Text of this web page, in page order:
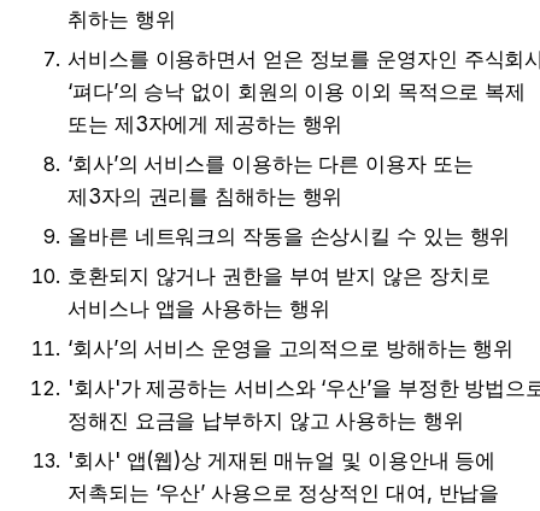
취하는 행위
서비스를 이용하면서 얻은 정보를 운영자인 주식회
‘펴다’의 승낙 없이 회원의 이용 이외 목적으로 복제
또는 제3자에게 제공하는 행위
‘회사’의 서비스를 이용하는 다른 이용자 또는
제3자의 권리를 침해하는 행위
올바른 네트워크의 작동을 손상시킬 수 있는 행위
호환되지 않거나 권한을 부여 받지 않은 장치로
서비스나 앱을 사용하는 행위
‘회사’의 서비스 운영을 고의적으로 방해하는 행위
'회사'가 제공하는 서비스와 ‘우산’을 부정한 방법으
정해진 요금을 납부하지 않고 사용하는 행위
'회사' 앱(웹)상 게재된 매뉴얼 및 이용안내 등에
저촉되는 ‘우산’ 사용으로 정상적인 대여, 반납을